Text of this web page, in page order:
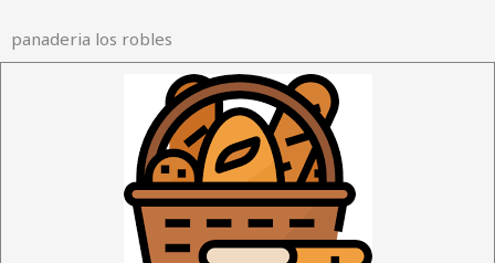
panaderia los robles